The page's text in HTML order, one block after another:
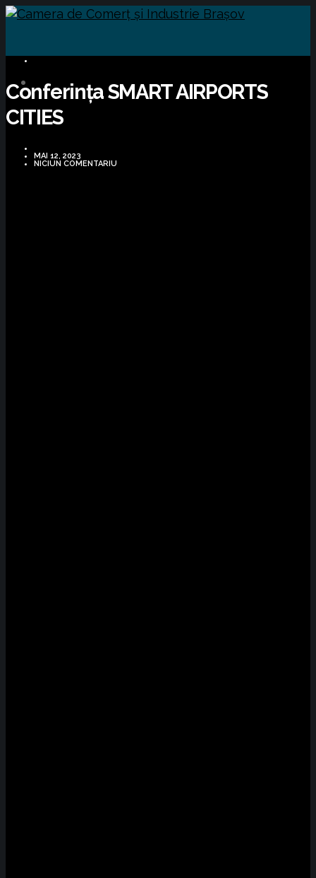
Conferința SMART AIRPORTS
CITIES
MAI 12, 2023
NICIUN COMENTARIU